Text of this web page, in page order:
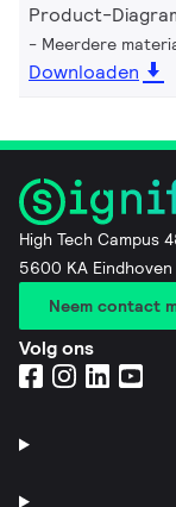
Product-
Meerdere
Downloaden
High Tech Campus
5600 KA Eindhoven
Neem contact
Volg ons